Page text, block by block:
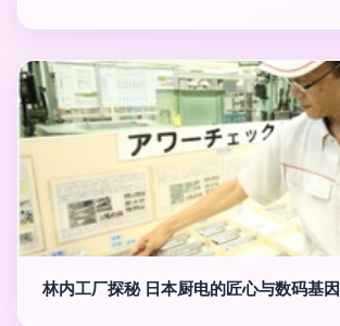
林内工厂探秘 日本厨电的匠心与数码基因